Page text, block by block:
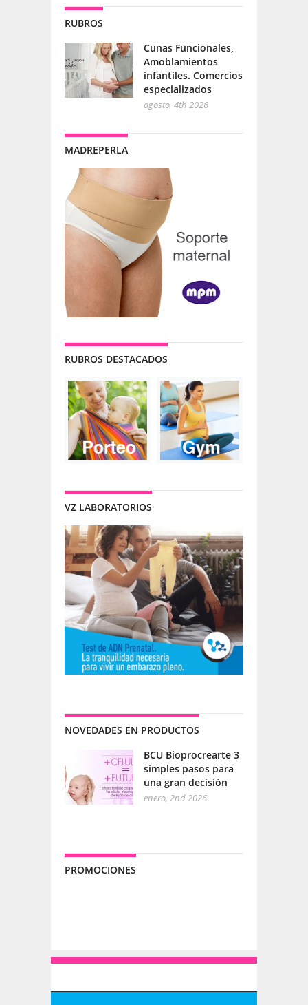
RUBROS
Cunas Funcionales,
Amoblamientos
infantiles. Comercios
especializados
agosto, 4th 2026
MADREPERLA
RUBROS DESTACADOS
VZ LABORATORIOS
NOVEDADES EN PRODUCTOS
BCU Bioprocrearte 3
simples pasos para
una gran decisión
enero, 2nd 2026
PROMOCIONES